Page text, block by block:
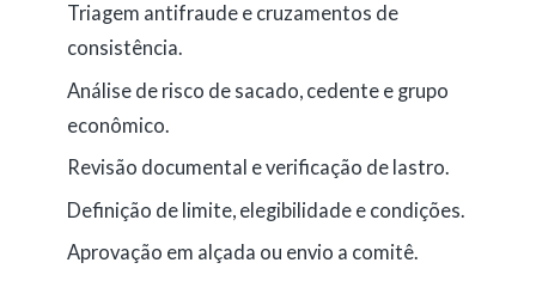
Triagem antifraude e cruzamentos de
consistência.
Análise de risco de sacado, cedente e grupo
econômico.
Revisão documental e verificação de lastro.
Definição de limite, elegibilidade e condições.
Aprovação em alçada ou envio a comitê.